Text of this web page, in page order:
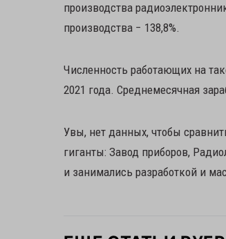
производства
производства − 138,8%.
Численность работающих на
2021 года. Среднемесячная
Увы, нет данных, чтобы
гиганты: Завод приборов,
и занимались разработкой и